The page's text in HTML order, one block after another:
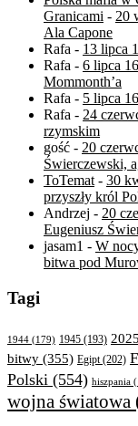
Granicami - 20
Ala Capone
Rafa - 13 lipca
Rafa - 6 lipca
Mommonth’a
Rafa - 5 lipca
Rafa - 24
rzymskim
gość - 20
Świerczewski,
ToTemat- 30
przyszły król
Andrzej - 20
Eugeniusz
jasam1 - W
bitwa pod
Tagi
1944 (179) 1945 (193) 2025
bitwy (355) Egipt(202)
Polski (554) hiszpania
wojna światowa